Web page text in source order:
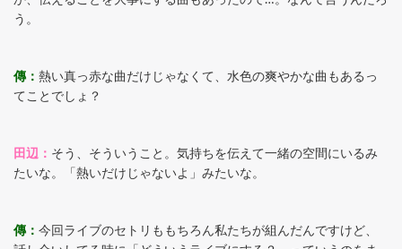
う。
傳： 熱い真っ赤な曲だけじゃなくて、水色の爽やかな曲もあるっ
てことでしょ？
田辺： そう、そういうこと。気持ちを伝えて一緒の空間にいるみ
たいな。「熱いだけじゃないよ」みたいな。
傳： 今回ライブのセトリももちろん私たちが組んだんですけど、